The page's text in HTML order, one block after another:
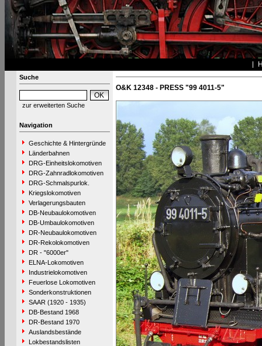
Suche
zur erweiterten Suche
Navigation
Geschichte & Hintergründe
Länderbahnen
DRG-Einheitslokomotiven
DRG-Zahnradlokomotiven
DRG-Schmalspurlok.
Kriegslokomotiven
Verlagerungsbauten
DB-Neubaulokomotiven
DB-Umbaulokomotiven
DR-Neubaulokomotiven
DR-Rekolokomotiven
DR - "6000er"
ELNA-Lokomotiven
Industrielokomotiven
Feuerlose Lokomotiven
Sonderkonstruktionen
SAAR (1920 - 1935)
DB-Bestand 1968
DR-Bestand 1970
Auslandsbestände
Lokbestandslisten
O&K 12348 - PRESS "99 4011-5"